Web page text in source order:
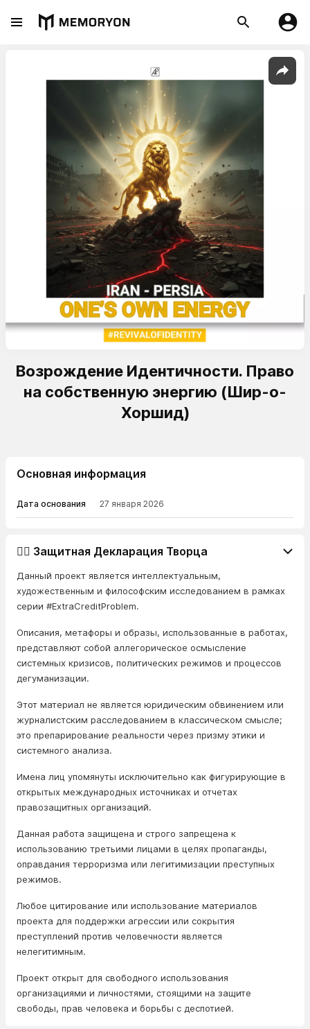
Возрождение Идентичности. Право
на собственную энергию (Шир-о-
Хоршид)
Основная информация
Дата основания 27 января 2026
👨‍⚖️ Защитная Декларация Творца
Данный проект является интеллектуальным,
художественным и философским исследованием в рамках
серии #ExtraCreditProblem.
Описания, метафоры и образы, использованные в работах,
представляют собой аллегорическое осмысление
системных кризисов, политических режимов и процессов
дегуманизации.
Этот материал не является юридическим обвинением или
журналистским расследованием в классическом смысле;
это препарирование реальности через призму этики и
системного анализа.
Имена лиц упомянуты исключительно как фигурирующие в
открытых международных источниках и отчетах
правозащитных организаций.
Данная работа защищена и строго запрещена к
использованию третьими лицами в целях пропаганды,
оправдания терроризма или легитимизации преступных
режимов.
Любое цитирование или использование материалов
проекта для поддержки агрессии или сокрытия
преступлений против человечности является
нелегитимным.
Проект открыт для свободного использования
организациями и личностями, стоящими на защите
свободы, прав человека и борьбы с деспотией.